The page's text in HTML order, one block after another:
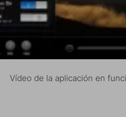
Vídeo de la aplicación en